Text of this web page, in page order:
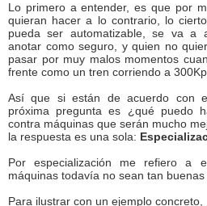
Lo primero a entender, es que por
quieran hacer a lo contrario, lo
pueda ser automatizable, se va a
anotar como seguro, y quien no
pasar por muy malos momentos
frente como un tren corriendo a
Así que si están de acuerdo con
próxima pregunta es ¿qué puedo
contra máquinas que serán mucho
la respuesta es una sola:
Por especialización me refiero a
máquinas todavía no sean tan buenas
Para ilustrar con un ejemplo